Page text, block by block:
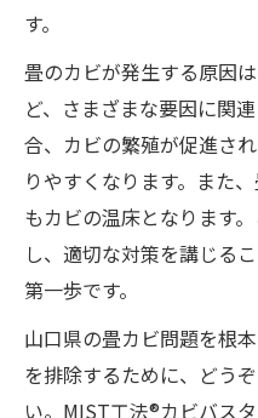
す。
畳のカビが発生する原因
ど、さまざまな要因に関
合、カビの繁殖が促進さ
りやすくなります。また
もカビの温床となります
し、適切な対策を講じる
第一歩です。
山口県の畳カビ問題を根
を排除するために、どう
い。MIST工法®カビバス